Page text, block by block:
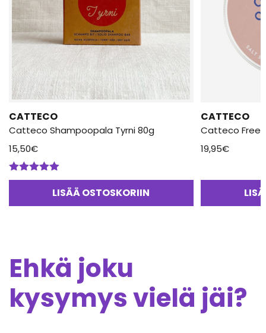
CATTECO
Catteco Shampoopala Tyrni 80g
15,50€
Arvostelu
LISÄÄ OSTOSKORIIN
CATTECO
Catteco
19,95€
Ehkä joku
kysymys vielä jäi?